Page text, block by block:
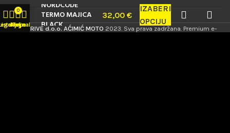
PRODRIVE d.o.o. AĆIMIĆ MOTO 2023. Sva prava zadržana. Premium e-
NORDCODE
TERMO MAJICA
BLACK
32,00 €
IZABERI
OPCIJU
želja
0
Korpa
Moj nalog